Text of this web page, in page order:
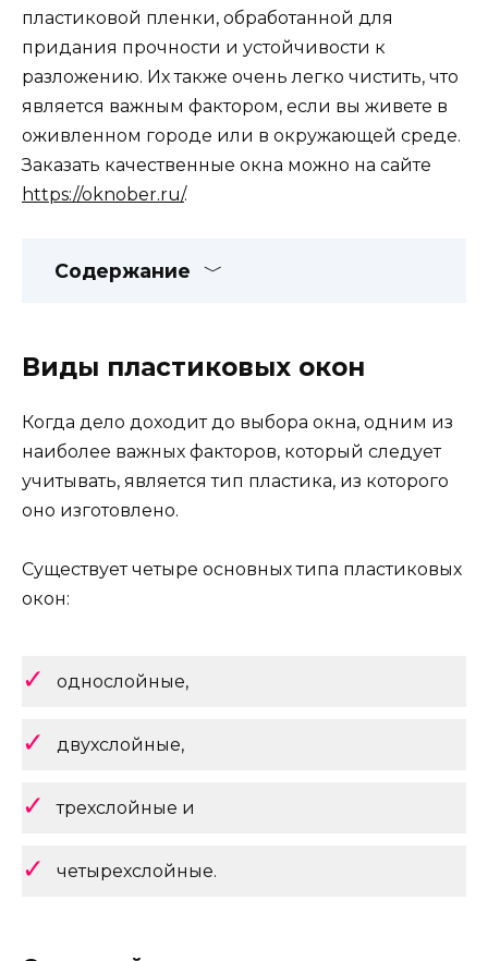
пластиковой пленки, обработанной для
придания прочности и устойчивости к
разложению. Их также очень легко чистить, что
является важным фактором, если вы живете в
оживленном городе или в окружающей среде.
Заказать качественные окна можно на сайте
https://oknober.ru/.
Содержание
Виды пластиковых окон
Когда дело доходит до выбора окна, одним из
наиболее важных факторов, который следует
учитывать, является тип пластика, из которого
оно изготовлено.
Существует четыре основных типа пластиковых
окон:
однослойные,
двухслойные,
трехслойные и
четырехслойные.